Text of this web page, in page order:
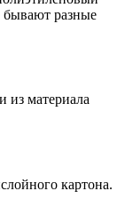
бывают разные
из материала
картона.